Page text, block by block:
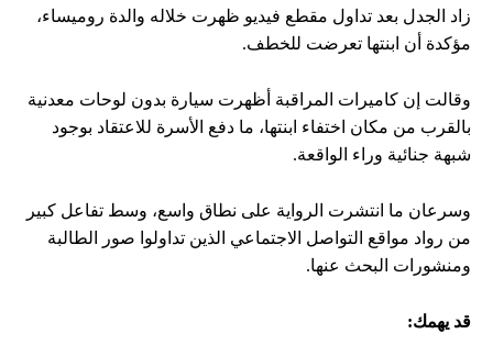
زاد الجدل بعد تداول مقطع فيديو ظهرت خلاله والدة روميساء،
مؤكدة أن ابنتها تعرضت للخطف.
وقالت إن كاميرات المراقبة أظهرت سيارة بدون لوحات معدنية
بالقرب من مكان اختفاء ابنتها، ما دفع الأسرة للاعتقاد بوجود
شبهة جنائية وراء الواقعة.
وسرعان ما انتشرت الرواية على نطاق واسع، وسط تفاعل كبير
من رواد مواقع التواصل الاجتماعي الذين تداولوا صور الطالبة
ومنشورات البحث عنها.
قد يهمك: